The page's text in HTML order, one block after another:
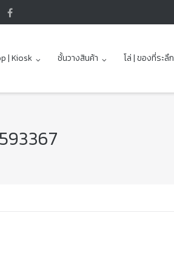
| Kiosk ชั้นวางสินค้า โล่ | ของที่ระลึก